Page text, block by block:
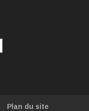
Plan du site